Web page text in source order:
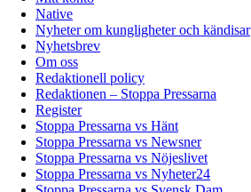
Native
Nyheter om kungligheter och kändisar
Nyhetsbrev
Om oss
Redaktionell policy
Redaktionen – Stoppa Pressarna
Register
Stoppa Pressarna vs Hänt
Stoppa Pressarna vs Newsner
Stoppa Pressarna vs Nöjeslivet
Stoppa Pressarna vs Nyheter24